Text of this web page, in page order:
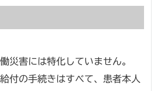
災害には特化していません。
付の手続きはすべて、患者本人